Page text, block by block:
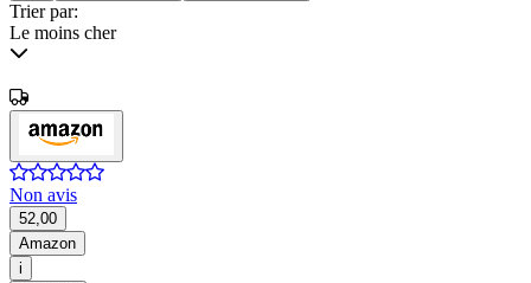
Trier par:
Le moins cher
Non avis
52,00
Amazon
i